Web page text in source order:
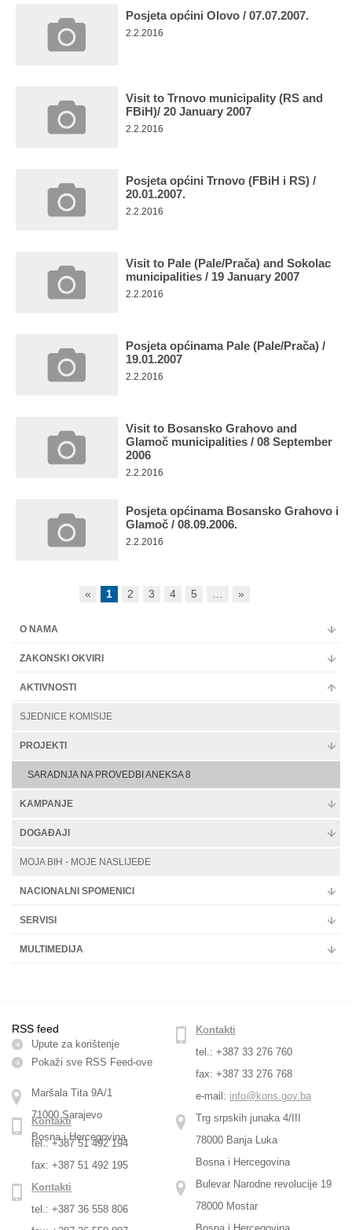
Posjeta općini Olovo / 07.07.2007.
2.2.2016
Visit to Trnovo municipality (RS and
FBiH)/ 20 January 2007
2.2.2016
Posjeta općini Trnovo (FBiH i RS) /
20.01.2007.
2.2.2016
Visit to Pale (Pale/Prača) and Sokolac
municipalities / 19 January 2007
2.2.2016
Posjeta općinama Pale (Pale/Prača) /
19.01.2007
2.2.2016
Visit to Bosansko Grahovo and
Glamoč municipalities / 08 September
2006
2.2.2016
Posjeta općinama Bosansko Grahovo i
Glamoč / 08.09.2006.
2.2.2016
« 1 2 3 4 5 »
O NAMA
ZAKONSKI OKVIRI
AKTIVNOSTI
SJEDNICE KOMISIJE
PROJEKTI
SARADNJA NA PROVEDBI ANEKSA 8
KAMPANJE
DOGAĐAJI
MOJA BIH - MOJE NASLIJEĐE
NACIONALNI SPOMENICI
SERVISI
MULTIMEDIJA
RSS feed
Upute za korištenje
Pokaži sve RSS Feed-оve
Maršala Tita 9A/1
71000 Sarajevo
Bosna i Hercegovina
Kontakti
tel.: +387 33 276 760
fax: +387 33 276 768
e-mail: info@kons.gov.ba
Trg srpskih junaka 4/III
78000 Banja Luka
Bosna i Hercegovina
Kontakti
tel.: +387 51 492 194
fax: +387 51 492 195
Bulevar Narodne revolucije 19
78000 Mostar
Kontakti
tel.: +387 36 558 806